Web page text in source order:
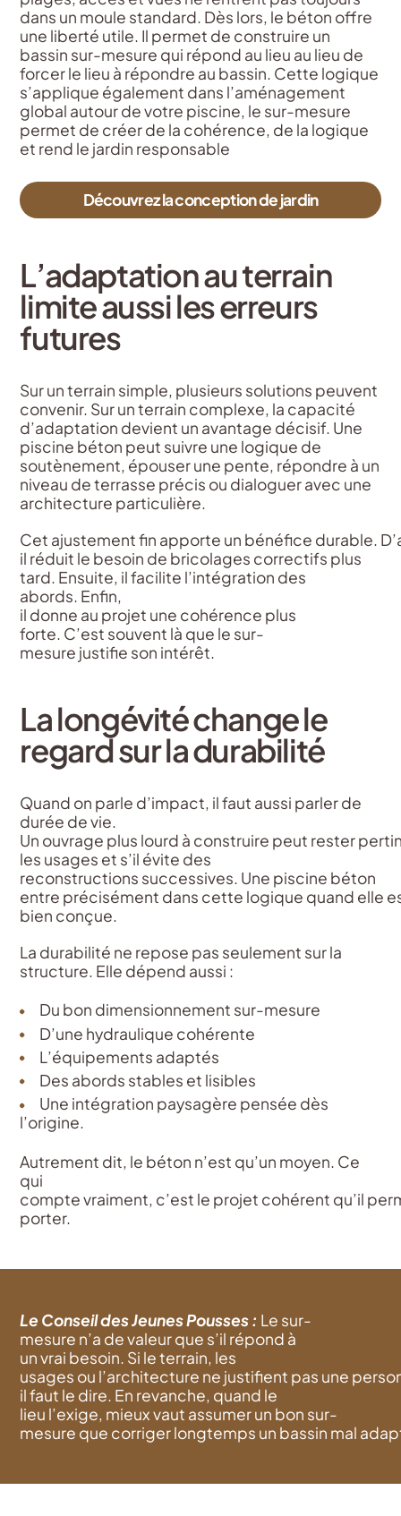
dans un moule standard. Dès lors, le béton offre
une liberté utile. Il permet de construire un
bassin sur-mesure qui répond au lieu au lieu de
forcer le lieu à répondre au bassin. Cette logique
s’applique également dans l’aménagement
global autour de votre piscine, le sur-mesure
permet de créer de la cohérence, de la logique
et rend le jardin responsable
Découvrez la conception de jardin
L’adaptation au terrain
limite aussi les erreurs
futures
Sur un terrain simple, plusieurs solutions peuvent
convenir. Sur un terrain complexe, la capacité
d’adaptation devient un avantage décisif. Une
piscine béton peut suivre une logique de
soutènement, épouser une pente, répondre à un
niveau de terrasse précis ou dialoguer avec une
architecture particulière.
Cet ajustement fin apporte un bénéfice durable.
il réduit le besoin de bricolages correctifs plus
tard. Ensuite, il facilite l’intégration des
abords. Enfin,
il donne au projet une cohérence plus
forte. C’est souvent là que le sur-
mesure justifie son intérêt.
La longévité change le
regard sur la durabilité
Quand on parle d’impact, il faut aussi parler de
durée de vie.
Un ouvrage plus lourd à construire peut rester
les usages et s’il évite des
reconstructions successives. Une piscine béton
entre précisément dans cette logique quand elle
bien conçue.
La durabilité ne repose pas seulement sur la
structure. Elle dépend aussi :
Du bon dimensionnement sur-mesure
D’une hydraulique cohérente
L’équipements adaptés
Des abords stables et lisibles
Une intégration paysagère pensée dès
l’origine.
Autrement dit, le béton n’est qu’un moyen. Ce
qui
compte vraiment, c’est le projet cohérent qu’il
porter.
Le Conseil des Jeunes Pousses : Le sur-
mesure n’a devaleurque s’il répond à
unvrai besoin. Si le terrain, les
usages ou l’architecture ne justifient pas une
il faut le dire. En revanche, quand le
lieu l’exige, mieuxvaut assumer un bon sur-
mesure que corrigerlongtemps un bassin mal